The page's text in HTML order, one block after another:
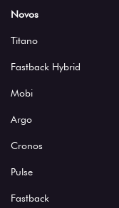
Novos
Titano
Fastback Hybrid
Mobi
Argo
Cronos
Pulse
Fastback